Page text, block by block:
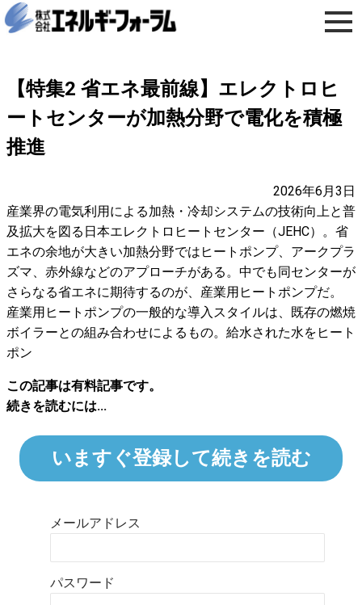
【特集2 省エネ最前線】エレクトロヒ
ートセンターが加熱分野で電化を積極
推進
2026年6月3日
産業界の電気利用による加熱・冷却システムの技術向上と普
及拡大を図る日本エレクトロヒートセンター（JEHC）。省
エネの余地が大きい加熱分野ではヒートポンプ、アークプラ
ズマ、赤外線などのアプローチがある。中でも同センターが
さらなる省エネに期待するのが、産業用ヒートポンプだ。
産業用ヒートポンプの一般的な導入スタイルは、既存の燃焼
ボイラーとの組み合わせによるもの。給水された水をヒート
ポン
この記事は有料記事です。
続きを読むには...
いますぐ登録して続きを読む
メールアドレス
パスワード